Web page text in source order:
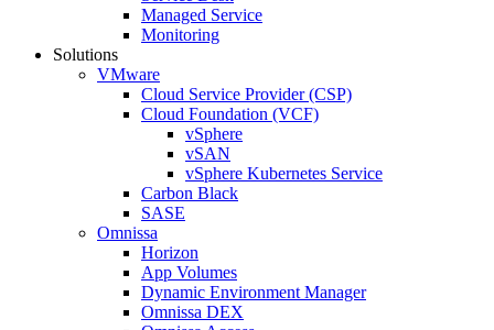
Managed Service
Monitoring
Solutions
VMware
Cloud Service Provider (CSP)
Cloud Foundation (VCF)
vSphere
vSAN
vSphere Kubernetes Service
Carbon Black
SASE
Omnissa
Horizon
App Volumes
Dynamic Environment Manager
Omnissa DEX